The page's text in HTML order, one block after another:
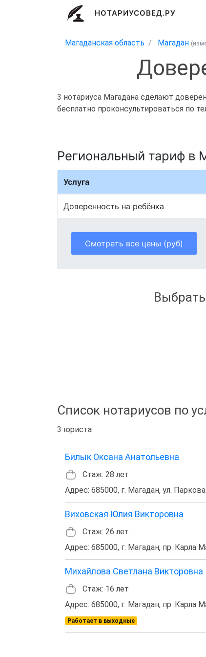
НОТАРИУСОВЕД.РУ
Магаданская область Магадан
3 нотариуса Магадана сделают
бесплатно проконсультироваться по
Региональный тариф в
Услуга
Доверенность на ребёнка
Смотреть все цены (руб)
Список нотариусов по
3 юриста
Билык Оксана Анатольевна
Стаж: 28 лет
Адрес: 685000, г. Магадан, ул.
Виховская Юлия Викторовна
Стаж: 26 лет
Адрес: 685000, г. Магадан, пр. Карла
Михайлова Светлана Викторовна
Стаж: 16 лет
Адрес: 685000, г. Магадан, пр. Карла
Работает в выходные